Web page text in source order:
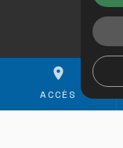
place
ACCÈS